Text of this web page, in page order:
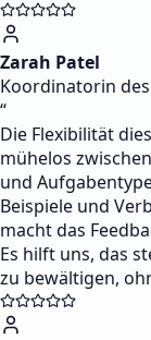
Zarah Patel
Koordinatorin
“
Die Flexibilität
mühelos
und
Beispiele und
macht das
Es hilft uns, das
zu bewältigen,